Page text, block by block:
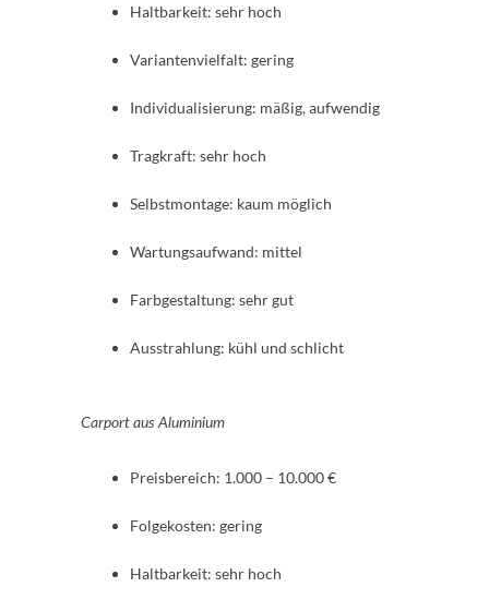
Haltbarkeit: sehr hoch
Variantenvielfalt: gering
Individualisierung: mäßig, aufwendig
Tragkraft: sehr hoch
Selbstmontage: kaum möglich
Wartungsaufwand: mittel
Farbgestaltung: sehr gut
Ausstrahlung: kühl und schlicht
Carport aus Aluminium
Preisbereich: 1.000 – 10.000 €
Folgekosten: gering
Haltbarkeit: sehr hoch